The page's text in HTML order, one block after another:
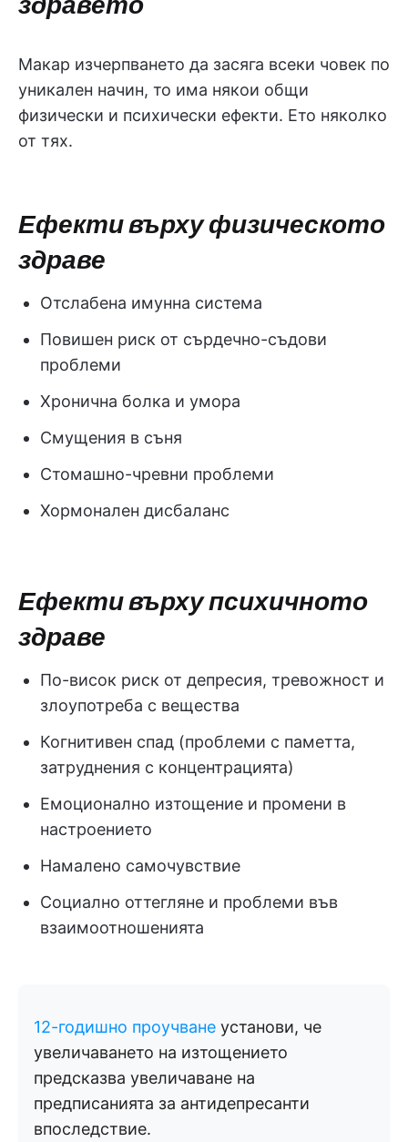
Макар изчерпването да засяга всеки човек по
уникален начин, то има някои общи
физически и психически ефекти. Ето няколко
от тях.
Ефекти върху физическото
здраве
Отслабена имунна система
Повишен риск от сърдечно-съдови
проблеми
Хронична болка и умора
Смущения в съня
Стомашно-чревни проблеми
Хормонален дисбаланс
Ефекти върху психичното
здраве
По-висок риск от депресия, тревожност и
злоупотреба с вещества
Когнитивен спад (проблеми с паметта,
затруднения с концентрацията)
Емоционално изтощение и промени в
настроението
Намалено самочувствие
Социално оттегляне и проблеми във
взаимоотношенията
12-годишно проучване установи, че
увеличаването на изтощението
предсказва увеличаване на
предписанията за антидепресанти
впоследствие.